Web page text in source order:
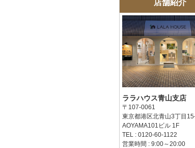
店舗紹介
ララハウス青山支店
〒107-0061
東京都港区北青山3丁目
AOYAMA101ビル 1F
TEL : 0120-60-1122
営業時間 : 9:00～20:00